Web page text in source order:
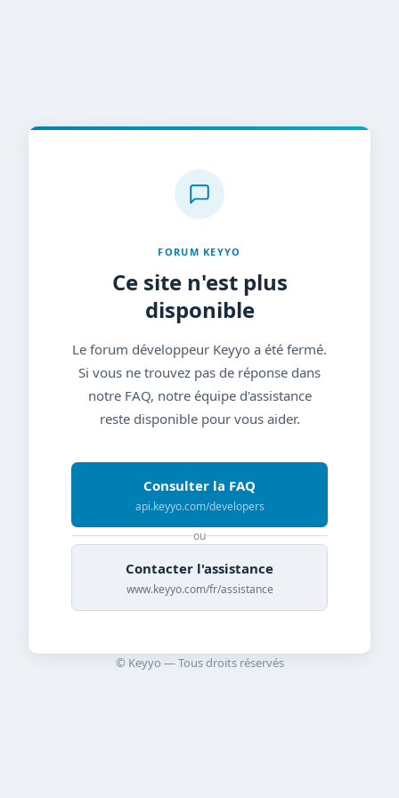
FORUM KEYYO
Ce site n'est plus
disponible
Le forum développeur Keyyo a été fermé.
Si vous ne trouvez pas de réponse dans
notre FAQ, notre équipe d'assistance
reste disponible pour vous aider.
Consulter la FAQ
api.keyyo.com/developers
ou
Contacter l'assistance
www.keyyo.com/fr/assistance
© Keyyo — Tous droits réservés